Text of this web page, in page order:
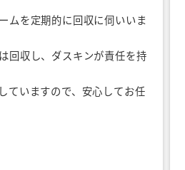
ムを定期的に回収に伺いいま
回収し、ダスキンが責任を持
ていますので、安心してお任